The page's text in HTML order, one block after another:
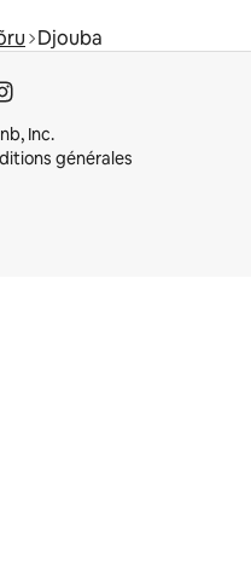
Djouba
Inc.
générales